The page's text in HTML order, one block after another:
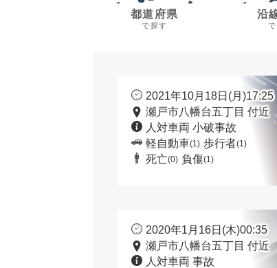
都道府県
で探す
沿
2021年10月18日(月)17:25
瀬戸市八幡台五丁目 付近
人対車両 小破事故
軽自動車(1) 歩行者(1)
死亡(0) 負傷(1)
2020年1月16日(木)00:35
瀬戸市八幡台五丁目 付近
人対車両 事故